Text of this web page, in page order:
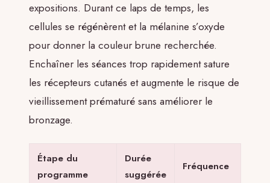
expositions. Durant ce laps de temps, les
cellules se régénèrent et la mélanine s’oxyde
pour donner la couleur brune recherchée.
Enchaîner les séances trop rapidement sature
les récepteurs cutanés et augmente le risque de
vieillissement prématuré sans améliorer le
bronzage.
Étape du
programme
Durée
suggérée
Fréquence